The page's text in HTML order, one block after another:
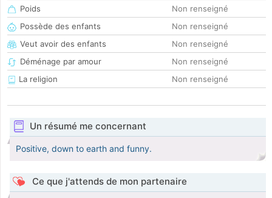
Poids
Non renseigné
Possède des enfants
Non renseigné
Veut avoir des enfants
Non renseigné
Déménage par amour
Non renseigné
La religion
Non renseigné
Un résumé me concernant
Positive, down to earth and funny.
Ce que j'attends de mon partenaire